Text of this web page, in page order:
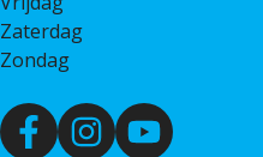
Zaterdag
Zondag